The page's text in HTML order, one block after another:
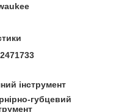
інструмент
губцевий